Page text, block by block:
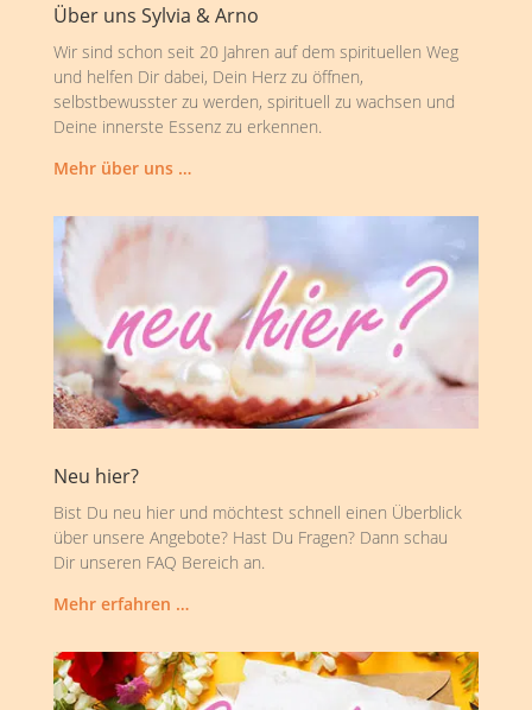
Über uns Sylvia & Arno
Wir sind schon seit 20 Jahren auf dem spirituellen Weg
und helfen Dir dabei, Dein Herz zu öffnen,
selbstbewusster zu werden, spirituell zu wachsen und
Deine innerste Essenz zu erkennen.
Mehr über uns …
Neu hier?
Bist Du neu hier und möchtest schnell einen Überblick
über unsere Angebote? Hast Du Fragen? Dann schau
Dir unseren FAQ Bereich an.
Mehr erfahren …